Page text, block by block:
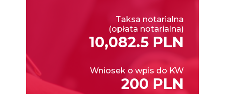
Taksa notarialna
(opłata notarialna)
10,082.5 PLN
Wniosek o wpis do KW
200 PLN